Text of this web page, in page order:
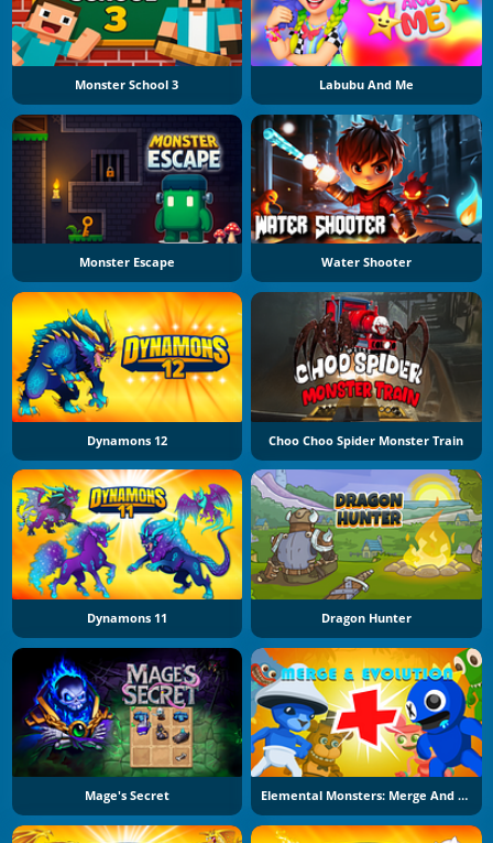
Monster School 3 Labubu And Me
Monster Escape Water Shooter
Dynamons 12 Choo Choo Spider Monster Train
Dynamons 11 Dragon Hunter
Mage's Secret Elemental Monsters: Merge And Evolution